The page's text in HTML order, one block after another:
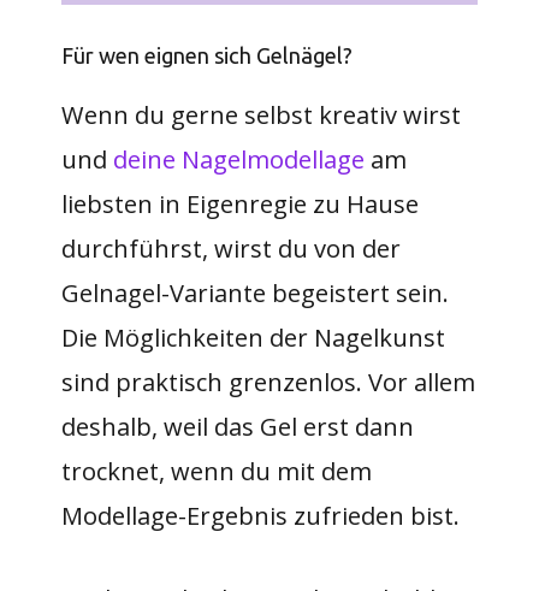
Für wen eignen sich Gelnägel?
Wenn du gerne selbst kreativ wirst
und deine Nagelmodellage am
liebsten in Eigenregie zu Hause
durchführst, wirst du von der
Gelnagel-Variante begeistert sein.
Die Möglichkeiten der Nagelkunst
sind praktisch grenzenlos. Vor allem
deshalb, weil das Gel erst dann
trocknet, wenn du mit dem
Modellage-Ergebnis zufrieden bist.